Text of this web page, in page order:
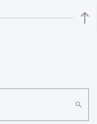
north
search